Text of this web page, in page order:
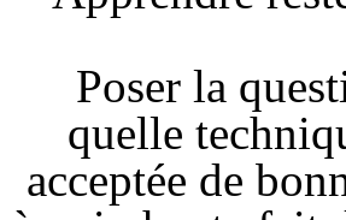
Poser la
quelle
acceptée de